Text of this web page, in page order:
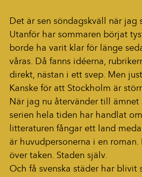
Det är sen söndagskväll när jag
Utanför har sommaren börjat
borde ha varit klar för länge
våras. Då fanns idéerna,
direkt, nästan i ett svep. Men
Kanske för att Stockholm är
När jag nu återvänder till
serien hela tiden har handlat
litteraturen fångar ett land
är huvudpersonerna i en
över taken. Staden själv.
Och få svenska städer har